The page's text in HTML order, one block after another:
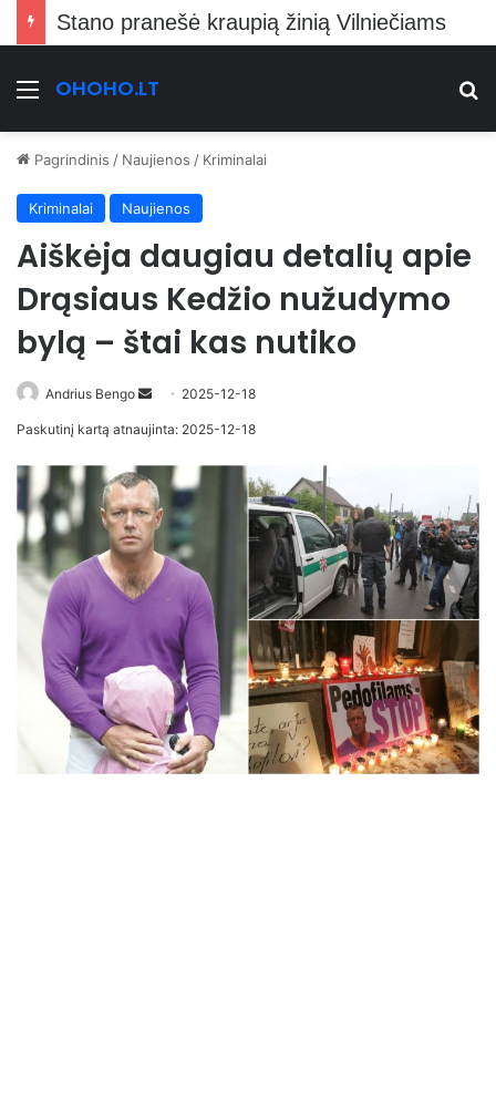
Stano pranešė kraupią žinią Vilniečiams
Meniu
OHOHO.LT
Pagrindinis / Naujienos / Kriminalai
Kriminalai Naujienos
Aiškėja daugiau detalių apie
Drąsiaus Kedžio nužudymo
bylą – štai kas nutiko
Andrius Bengo
Send 2025-12-18
Paskutinį kartą atnaujinta: 2025-12-18